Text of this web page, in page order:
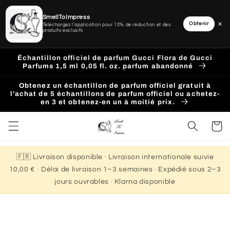
Ignorer
passer
au
Échantillon officiel de parfum Gucci Flora de Gucci
Parfums 1,5 ml 0,05 fl. oz. parfum abandonné
Obtenez un échantillon de parfum officiel gratuit à
l'achat de 5 échantillons de parfum officiel ou achetez-
en 3 et obtenez-en un à moitié prix.
Panier
🇫🇷 Livraison disponible · Livraison internationale suivie
10,00 € · Délai de livraison 1–3 semaines · Expédié sous 2–3
jours ouvrables · Klarna disponible
SmellToImpress
Téléchargez l'application pour 10% de réduction et des
produits exclusifs
Obtenir ×